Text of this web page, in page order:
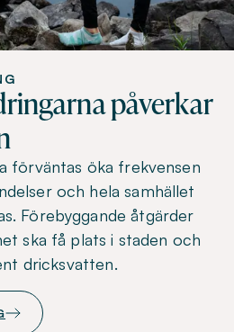
påverkar
förväntas öka frekvensen
och hela samhället
Förebyggande åtgärder
ska få plats i staden och
dricksvatten.